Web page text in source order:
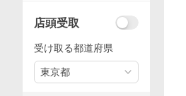
店頭受取
受け取る都道府県
東京都